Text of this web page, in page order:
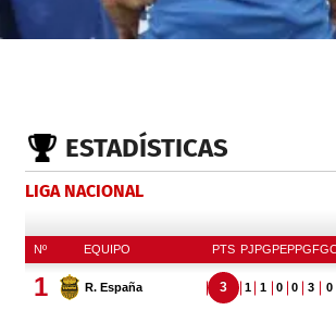
ESTADÍSTICAS
LIGA NACIONAL